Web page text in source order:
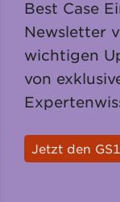
Best Case
Newsletter
wichtigen
von
Jetzt den